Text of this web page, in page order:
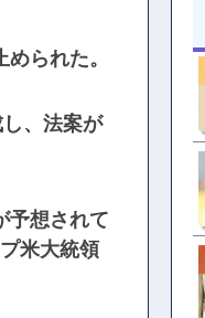
られた。
、法案が
予想されて
米大統領